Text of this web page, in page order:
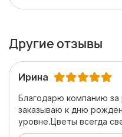
Другие отзывы
Ирина
Благодарю компанию
заказываю к дню
уровне.Цветы всегда